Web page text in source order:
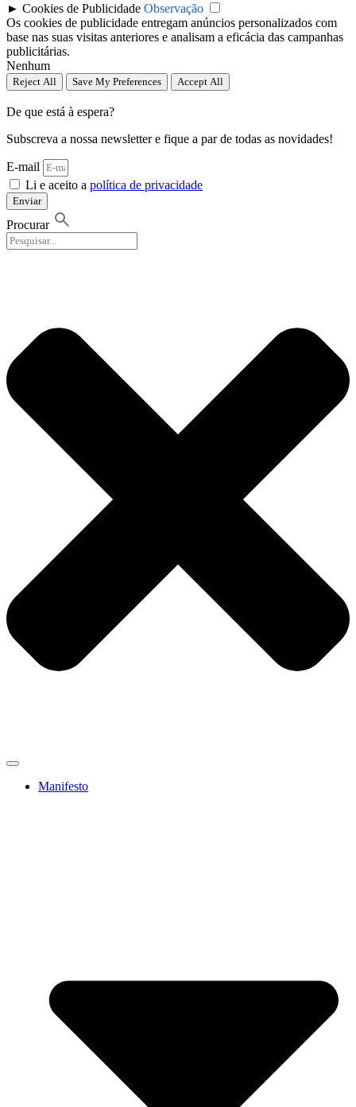
► Cookies de Publicidade Observação
Os cookies de publicidade entregam anúncios personalizados com
base nas suas visitas anteriores e analisam a eficácia das campanhas
publicitárias.
Nenhum
Reject All Save My Preferences Accept All
De que está à espera?
Subscreva a nossa newsletter e fique a par de todas as novidades!
E-mail
Li e aceito a política de privacidade
Enviar
Procurar
Manifesto